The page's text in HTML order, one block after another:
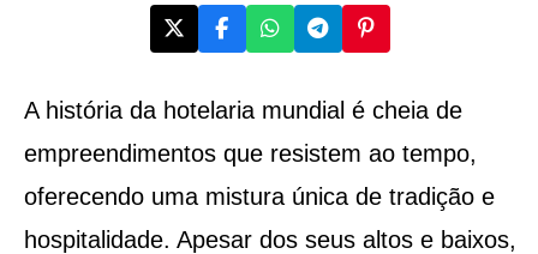
A história da hotelaria mundial é cheia de
empreendimentos que resistem ao tempo,
oferecendo uma mistura única de tradição e
hospitalidade. Apesar dos seus altos e baixos,